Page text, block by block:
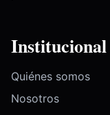
Institucional
Quiénes somos
Nosotros